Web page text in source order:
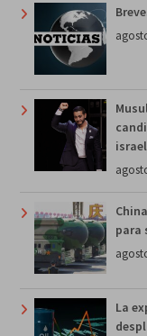
para
La